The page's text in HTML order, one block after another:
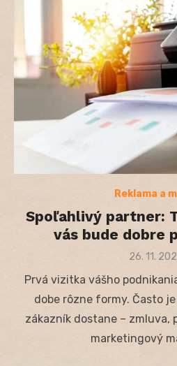
Reklama a
Spoľahlivý partner:
vás bude dobre
Posted
26. 11.
Prvá vizitka vášho
dobe rôzne formy. Často
zákazník dostane – zmluva,
marketingový